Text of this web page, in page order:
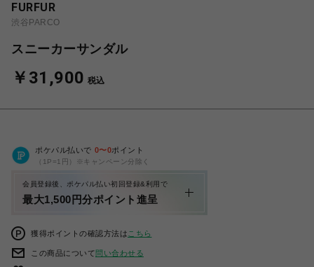
FURFUR
渋谷PARCO
スニーカーサンダル
￥31,900 税込
ポケパル払いで 0〜0ポイント
（1P=1円）※キャンペーン分除く
会員登録後、ポケパル払い初回登録&利用で
最大1,500円分ポイント進呈
獲得ポイントの確認方法は こちら
この商品について問い合わせる